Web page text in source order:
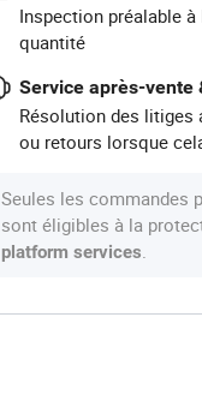
Inspection préalable
quantité
Service après-vente
Résolution des litiges
ou retours lorsque
Seules les commandes
sont éligibles à la
platform services.